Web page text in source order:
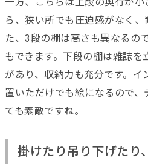
ら、狭い所でも圧迫感がなく
た、3段の棚は高さも異なるの
もできます。下段の棚は雑誌を
があり、収納力も充分です。イ
置いただけでも絵になるので、
ても素敵ですね。
掛けたり吊り下げたり